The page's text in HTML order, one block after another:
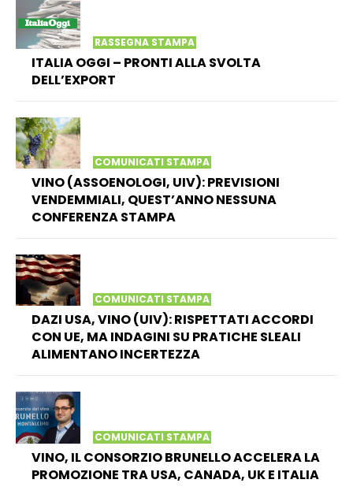
RASSEGNA STAMPA
ITALIA OGGI – PRONTI ALLA SVOLTA
DELL’EXPORT
COMUNICATI STAMPA
VINO (ASSOENOLOGI, UIV): PREVISIONI
VENDEMMIALI, QUEST’ANNO NESSUNA
CONFERENZA STAMPA
COMUNICATI STAMPA
DAZI USA, VINO (UIV): RISPETTATI ACCORDI
CON UE, MA INDAGINI SU PRATICHE SLEALI
ALIMENTANO INCERTEZZA
COMUNICATI STAMPA
VINO, IL CONSORZIO BRUNELLO ACCELERA LA
PROMOZIONE TRA USA, CANADA, UK E ITALIA